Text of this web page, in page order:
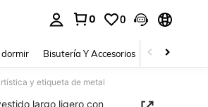
0 0
Bisutería Y Accesorios Zapatos
y etiqueta de metal
largo ligero con